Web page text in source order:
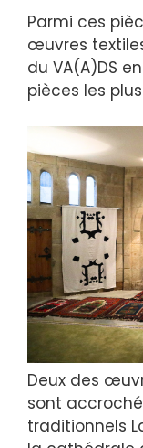
Parmi ces
œuvres
du VA(A)DS
pièces les
Deux des
sont
traditionnels